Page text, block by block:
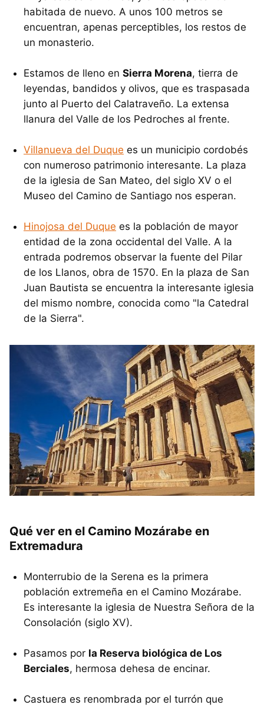
habitada de nuevo. A unos 100 metros se
encuentran, apenas perceptibles, los restos de
un monasterio.
Estamos de lleno en Sierra Morena, tierra de
leyendas, bandidos y olivos, que es traspasada
junto al Puerto del Calatraveño. La extensa
llanura del Valle de los Pedroches al frente.
Villanueva del Duque es un municipio cordobés
con numeroso patrimonio interesante. La plaza
de la iglesia de San Mateo, del siglo XV o el
Museo del Camino de Santiago nos esperan.
Hinojosa del Duque es la población de mayor
entidad de la zona occidental del Valle. A la
entrada podremos observar la fuente del Pilar
de los Llanos, obra de 1570. En la plaza de San
Juan Bautista se encuentra la interesante iglesia
del mismo nombre, conocida como "la Catedral
de la Sierra".
Qué ver en el Camino Mozárabe en
Extremadura
Monterrubio de la Serena es la primera
población extremeña en el Camino Mozárabe.
Es interesante la iglesia de Nuestra Señora de la
Consolación (siglo XV).
Pasamos por la Reserva biológica de Los
Berciales, hermosa dehesa de encinar.
Castuera es renombrada por el turrón que